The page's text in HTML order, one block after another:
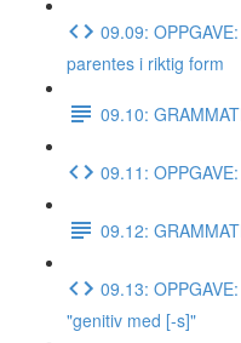
09.09:
parentes i riktig form
09.10:
09.11:
09.12:
09.13:
"genitiv med [-s]"